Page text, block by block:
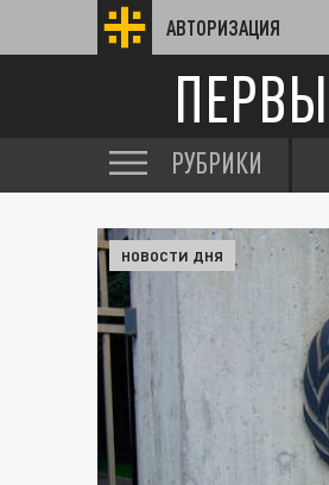
АВТОРИЗАЦИЯ
РУБРИКИ
НОВОСТИ ДНЯ